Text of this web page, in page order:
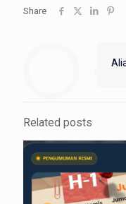
Share
Related posts